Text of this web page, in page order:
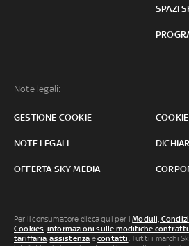
SPAZI
Note legali:
GESTIONE COOKIE
NOTE LEGALI
OFFERTA SKY MEDIA
Per il consumatore clicca qui per iModuli,
Cookies, informazioni sulle modifiche
tariffaria,assistenza econtatti. Tutti i marchi